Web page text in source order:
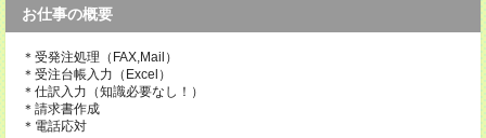
お仕事の概要
＊受発注処理（FAX,Mail）
＊受注台帳入力（Excel）
＊仕訳入力（知識必要なし！）
＊請求書作成
＊電話応対